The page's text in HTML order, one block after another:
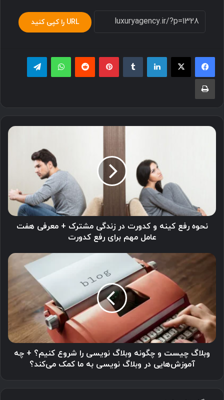
URL را کپی کنید
لینکدین ‫تامبلر پینترست‫رددیت واتس آپ تلگرام
چاپ
نحوه
+
معرفی
مهم
نحوه رفع کینه و کدورت در زندگی مشترک + معرفی هفت
عامل مهم برای رفع کدورت
وبلاگ
نویسی
را
شروع
کنیم؟
وبلاگ چیست و چگونه وبلاگ نویسی را شروع کنیم؟ + چه
آموزش‌هایی در وبلاگ نویسی به ما کمک می‌کند؟